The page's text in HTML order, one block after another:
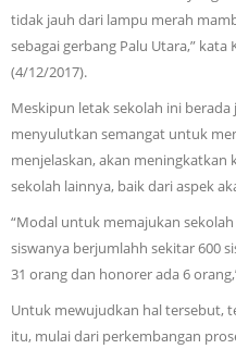
tidak jauh dari lampu merah
sebagai gerbang Palu Utara,” kata
(4/12/2017).
Meskipun letak sekolah ini
menyulutkan semangat untuk
menjelaskan, akan meningkatkan
sekolah lainnya, baik dari aspek
“Modal untuk memajukan
siswanya berjumlahh sekitar 600
31 orang dan honorer ada 6
Untuk mewujudkan hal tersebut,
itu, mulai dari perkembangan